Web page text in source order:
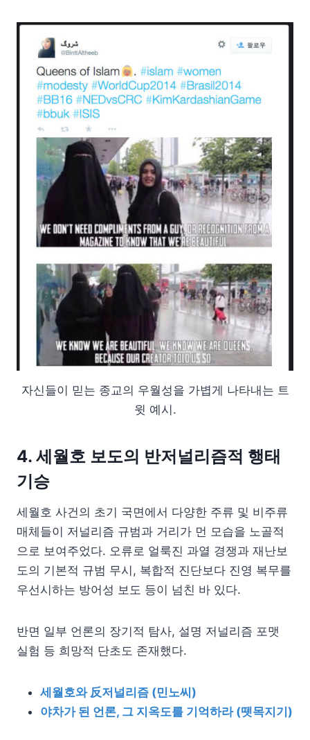
자신들이 믿는 종교의 우월성을 가볍게 나타내는 트
윗 예시.
4. 세월호 보도의 반저널리즘적 행태
기승
세월호 사건의 초기 국면에서 다양한 주류 및 비주류
매체들이 저널리즘 규범과 거리가 먼 모습을 노골적
으로 보여주었다. 오류로 얼룩진 과열 경쟁과 재난보
도의 기본적 규범 무시, 복합적 진단보다 진영 복무를
우선시하는 방어성 보도 등이 넘친 바 있다.
반면 일부 언론의 장기적 탐사, 설명 저널리즘 포맷
실험 등 희망적 단초도 존재했다.
세월호와 反저널리즘 (민노씨)
야차가 된 언론, 그 지옥도를 기억하라 (뗏목지기)